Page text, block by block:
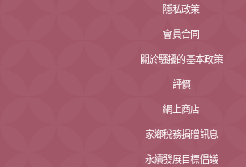
隱私政策
會員合同
關於騷擾的基本政策
評價
網上商店
家鄉稅務捐贈訊息
永續發展目標倡議